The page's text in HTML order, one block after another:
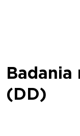
Badania
(DD)